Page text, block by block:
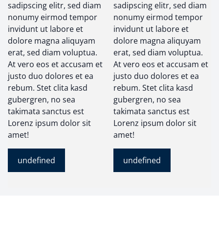
sadipscing elitr, sed diam
nonumy eirmod tempor
invidunt ut labore et
dolore magna aliquyam
erat, sed diam voluptua.
At vero eos et accusam et
justo duo dolores et ea
rebum. Stet clita kasd
gubergren, no sea
takimata sanctus est
Lorenz ipsum dolor sit
amet!
undefined
sadipscing elitr, sed diam
nonumy eirmod tempor
invidunt ut labore et
dolore magna aliquyam
erat, sed diam voluptua.
At vero eos et accusam et
justo duo dolores et ea
rebum. Stet clita kasd
gubergren, no sea
takimata sanctus est
Lorenz ipsum dolor sit
amet!
undefined